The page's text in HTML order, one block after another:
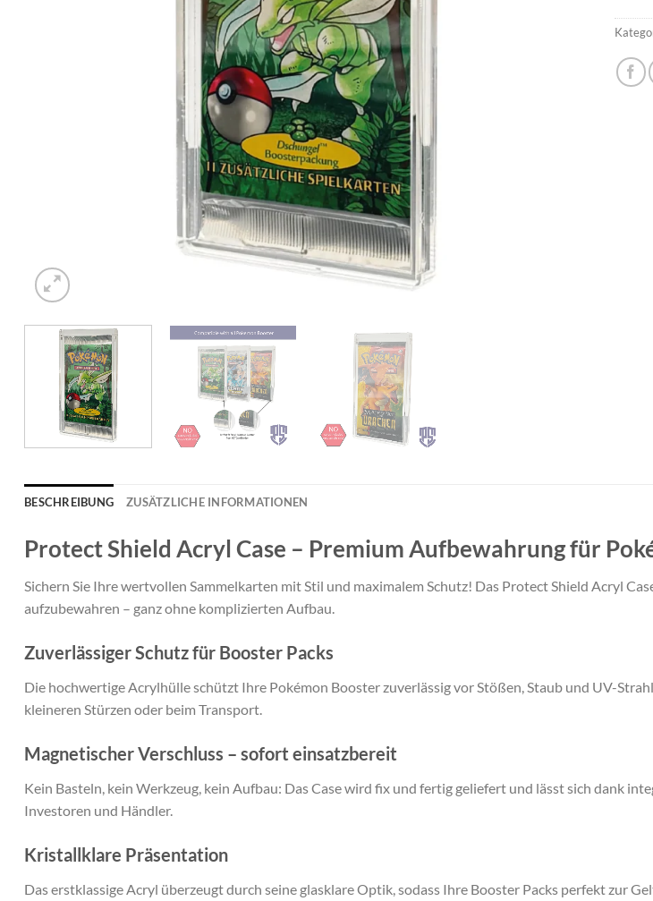
BESCHREIBUNG ZUSÄTZLICHE INFORMATIONEN
Protect Shield Acryl Case – Premium Aufbewahrung für
Sichern Sie Ihre wertvollen Sammelkarten mit Stil und maximalem Schutz! Das Protect Shield Acryl
aufzubewahren – ganz ohne komplizierten Aufbau.
Zuverlässiger Schutz für Booster Packs
Die hochwertige Acrylhülle schützt Ihre Pokémon Booster zuverlässig vorStößen, Staub und UV-
kleineren Stürzen oder beim Transport.
Magnetischer Verschluss – sofort einsatzbereit
Kein Basteln, kein Werkzeug, kein Aufbau: Das Case wird fix und fertig geliefert und lässt sich dank
Investoren und Händler.
Kristallklare Präsentation
Das erstklassige Acryl überzeugt durch seine glasklare Optik, sodass Ihre Booster Packs perfekt zur